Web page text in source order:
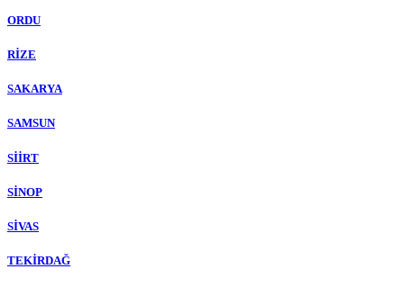
ORDU
RİZE
SAKARYA
SAMSUN
SİİRT
SİNOP
SİVAS
TEKİRDAĞ